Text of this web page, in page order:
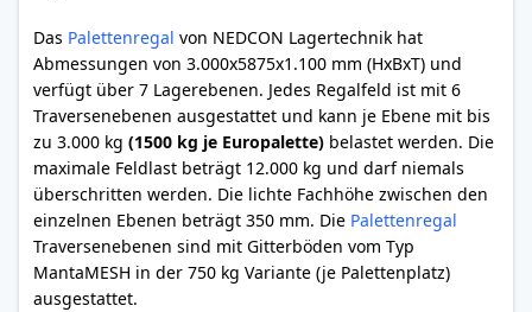
Das Palettenregal von NEDCON Lagertechnik hat
Abmessungen von 3.000x5875x1.100 mm (HxBxT) und
verfügt über 7 Lagerebenen. Jedes Regalfeld ist mit 6
Traversenebenen ausgestattet und kann je Ebene mit bis
zu 3.000 kg (1500 kg je Europalette) belastet werden. Die
maximale Feldlast beträgt 12.000 kg und darf niemals
überschritten werden. Die lichte Fachhöhe zwischen den
einzelnen Ebenen beträgt 350 mm. Die Palettenregal
Traversenebenen sind mit Gitterböden vom Typ
MantaMESH in der 750 kg Variante (je Palettenplatz)
ausgestattet.